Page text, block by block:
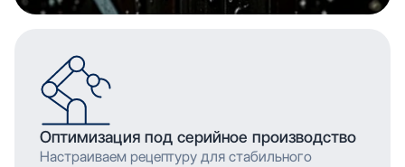
Оптимизация под серийное производство
Настраиваем рецептуру для стабильного